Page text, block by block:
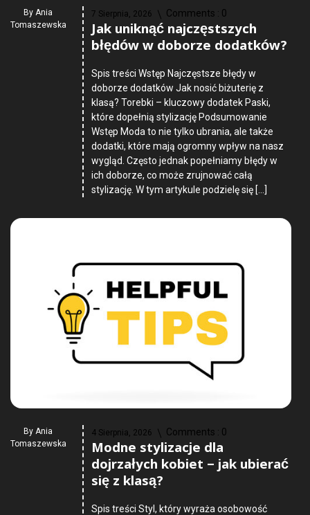
By Ania
Tomaszewska
7 Sierpnia, 2026 Comments : 0
Jak uniknąć najczęstszych
błędów w doborze dodatków?
Spis treści Wstęp Najczęstsze błędy w
doborze dodatków Jak nosić biżuterię z
klasą? Torebki – kluczowy dodatek Paski,
które dopełnią stylizację Podsumowanie
Wstęp Moda to nie tylko ubrania, ale także
dodatki, które mają ogromny wpływ na nasz
wygląd. Często jednak popełniamy błędy w
ich doborze, co może zrujnować całą
stylizację. W tym artykule podzielę się […]
By Ania
Tomaszewska
4 Sierpnia, 2026 Comments : 0
Modne stylizacje dla
dojrzałych kobiet – jak ubierać
się z klasą?
Spis treści Styl, który wyraża osobowość